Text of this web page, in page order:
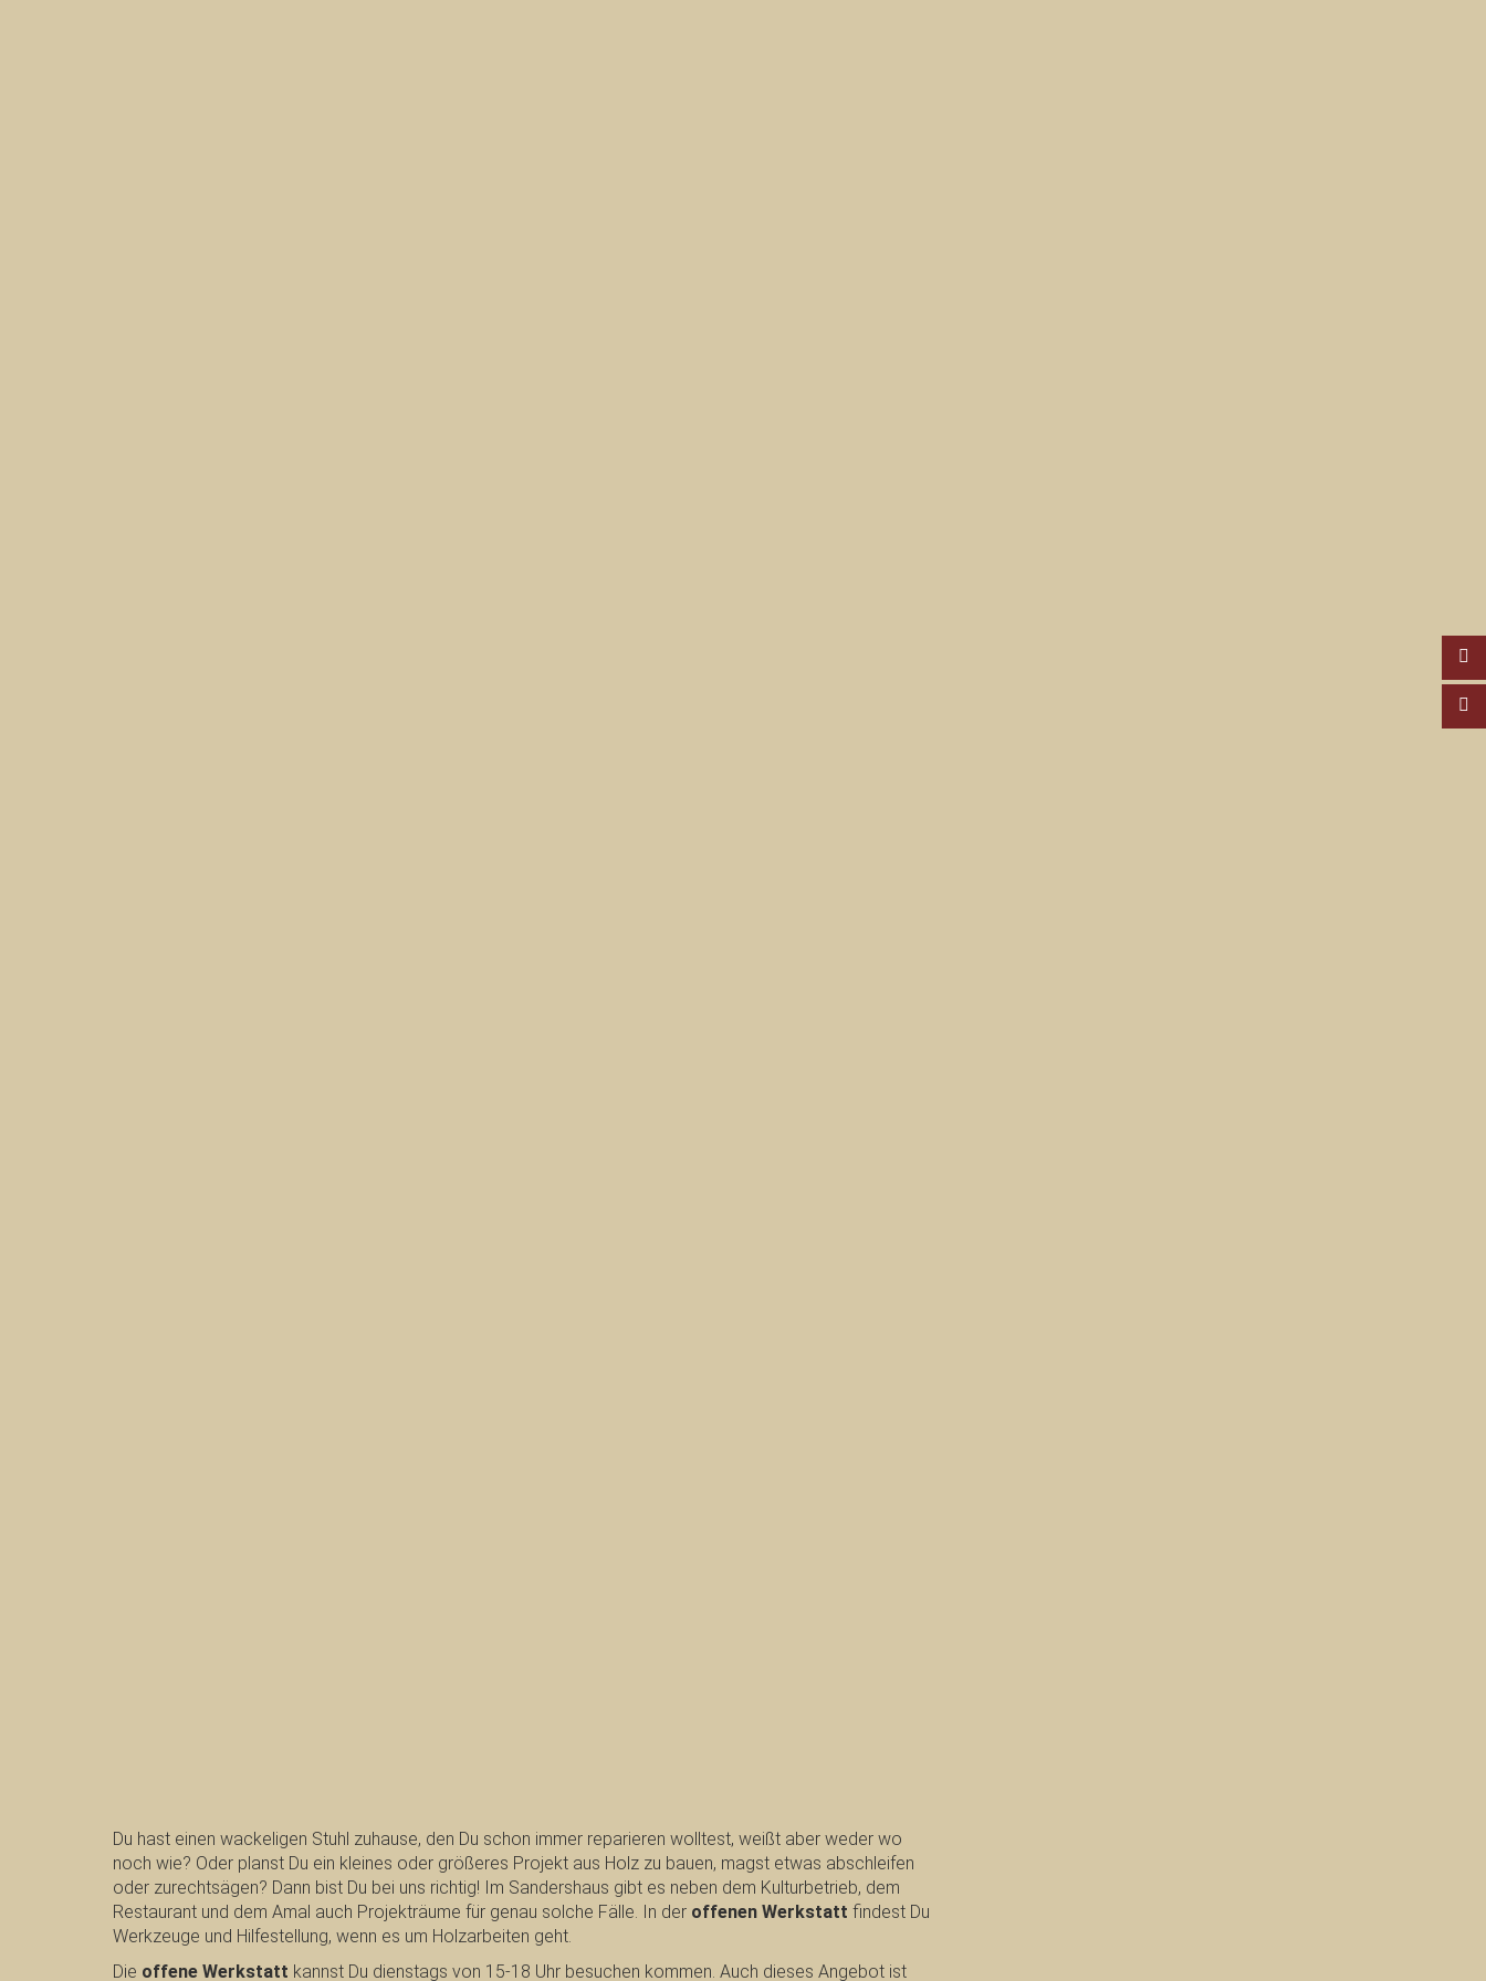
Du hast einen wackeligen Stuhl zuhause, den Du schon immer reparieren wolltest, weißt aber weder wo
noch wie? Oder planst Du ein kleines oder größeres Projekt aus Holz zu bauen, magst etwas abschleifen
oder zurechtsägen? Dann bist Du bei uns richtig! Im Sandershaus gibt es neben dem Kulturbetrieb, dem
Restaurant und dem Amal auch Projekträume für genau solche Fälle. In der offenen Werkstatt findest Du
Werkzeuge und Hilfestellung, wenn es um Holzarbeiten geht.
Die offene Werkstatt kannst Du dienstags von 15-18 Uhr besuchen kommen. Auch dieses Angebot ist